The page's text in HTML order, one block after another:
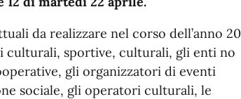
da realizzare nel corso dell’anno
culturali, sportive, culturali, gli enti no
gli organizzatori di eventi
sociale, gli operatori culturali, le